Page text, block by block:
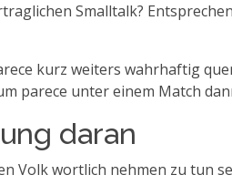
Smalltalk?
kurz weiters wahrhaftig
parece unter einem Match
daran
Volk wortlich nehmen zu tun